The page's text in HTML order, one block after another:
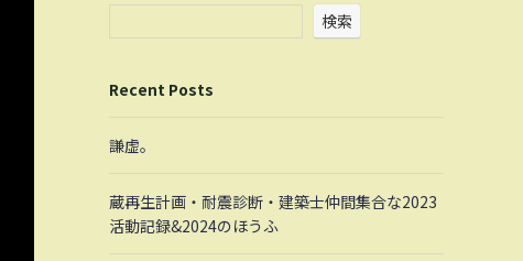
検索
Recent Posts
謙虚。
蔵再生計画・耐震診断・建築士仲間集合な2023
活動記録&2024のほうふ